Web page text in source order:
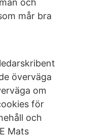
och
mår bra
överväga
om
för
och
Mats